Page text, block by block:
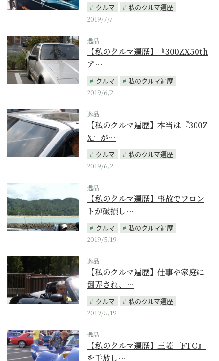
クルマ
私のクルマ遍歴
2019/7/7
逸品
【私のクルマ遍歴】『300ZX50th
ア…
クルマ
私のクルマ遍歴
2019/6/2
逸品
【私のクルマ遍歴】本当は『300Z
X』が…
クルマ
私のクルマ遍歴
2019/6/2
逸品
【私のクルマ遍歴】事故でフロン
トが破損し…
クルマ
私のクルマ遍歴
2019/5/19
逸品
【私のクルマ遍歴】仕事や家庭に
翻弄され、…
クルマ
私のクルマ遍歴
2019/5/19
逸品
【私のクルマ遍歴】三菱『FTO』
を手放し…